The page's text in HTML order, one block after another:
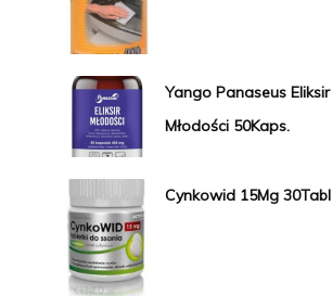
Yango Panaseus Eliksir
Młodości 50Kaps.
Cynkowid 15Mg 30Tabl